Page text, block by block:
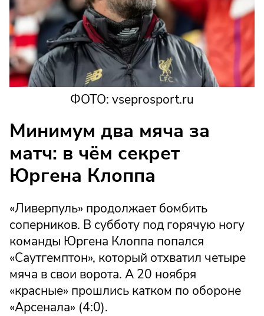
ФОТО: vseprosport.ru
Минимум два мяча за
матч: в чём секрет
Юргена Клоппа
«Ливерпуль» продолжает бомбить
соперников. В субботу под горячую ногу
команды Юргена Клоппа попался
«Саутгемптон», который отхватил четыре
мяча в свои ворота. А 20 ноября
«красные» прошлись катком по обороне
«Арсенала» (4:0).